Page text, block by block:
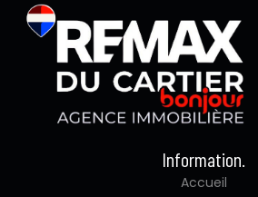
Information.
Accueil